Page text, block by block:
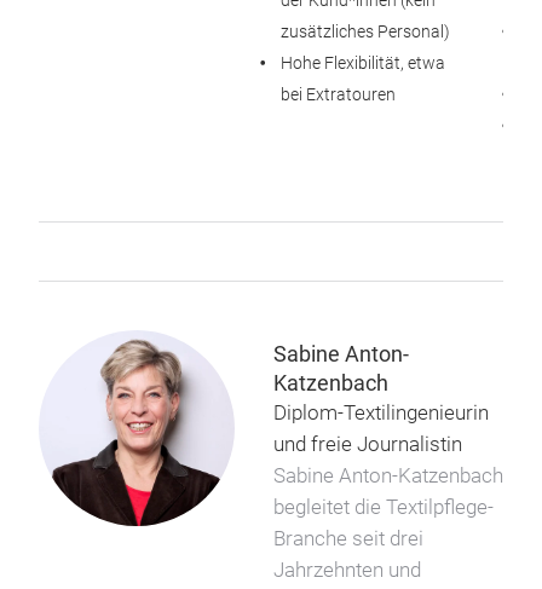
zusätzliches Personal)
Hohe Flexibilität, etwa
bei Extratouren
Sabine Anton-
Katzenbach
Diplom-Textilingenieurin
und freie Journalistin
Sabine Anton-Katzenbach
begleitet die Textilpflege-
Branche seit drei
Jahrzehnten und